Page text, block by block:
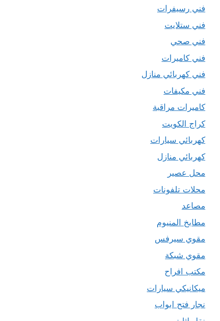
فني رسيفرات
فني ستلايت
فني صحي
فني كاميرات
فني كهربائي منازل
فني مكيفات
كاميرات مراقبة
كراج الكويت
كهربائي سيارات
كهربائي منازل
محل عصير
محلات تلفونات
مصاعد
مطابخ المنيوم
مقوي سيرفس
مقوي شبكة
مكتب افراح
ميكانيكي سيارات
نجار فتح ابواب